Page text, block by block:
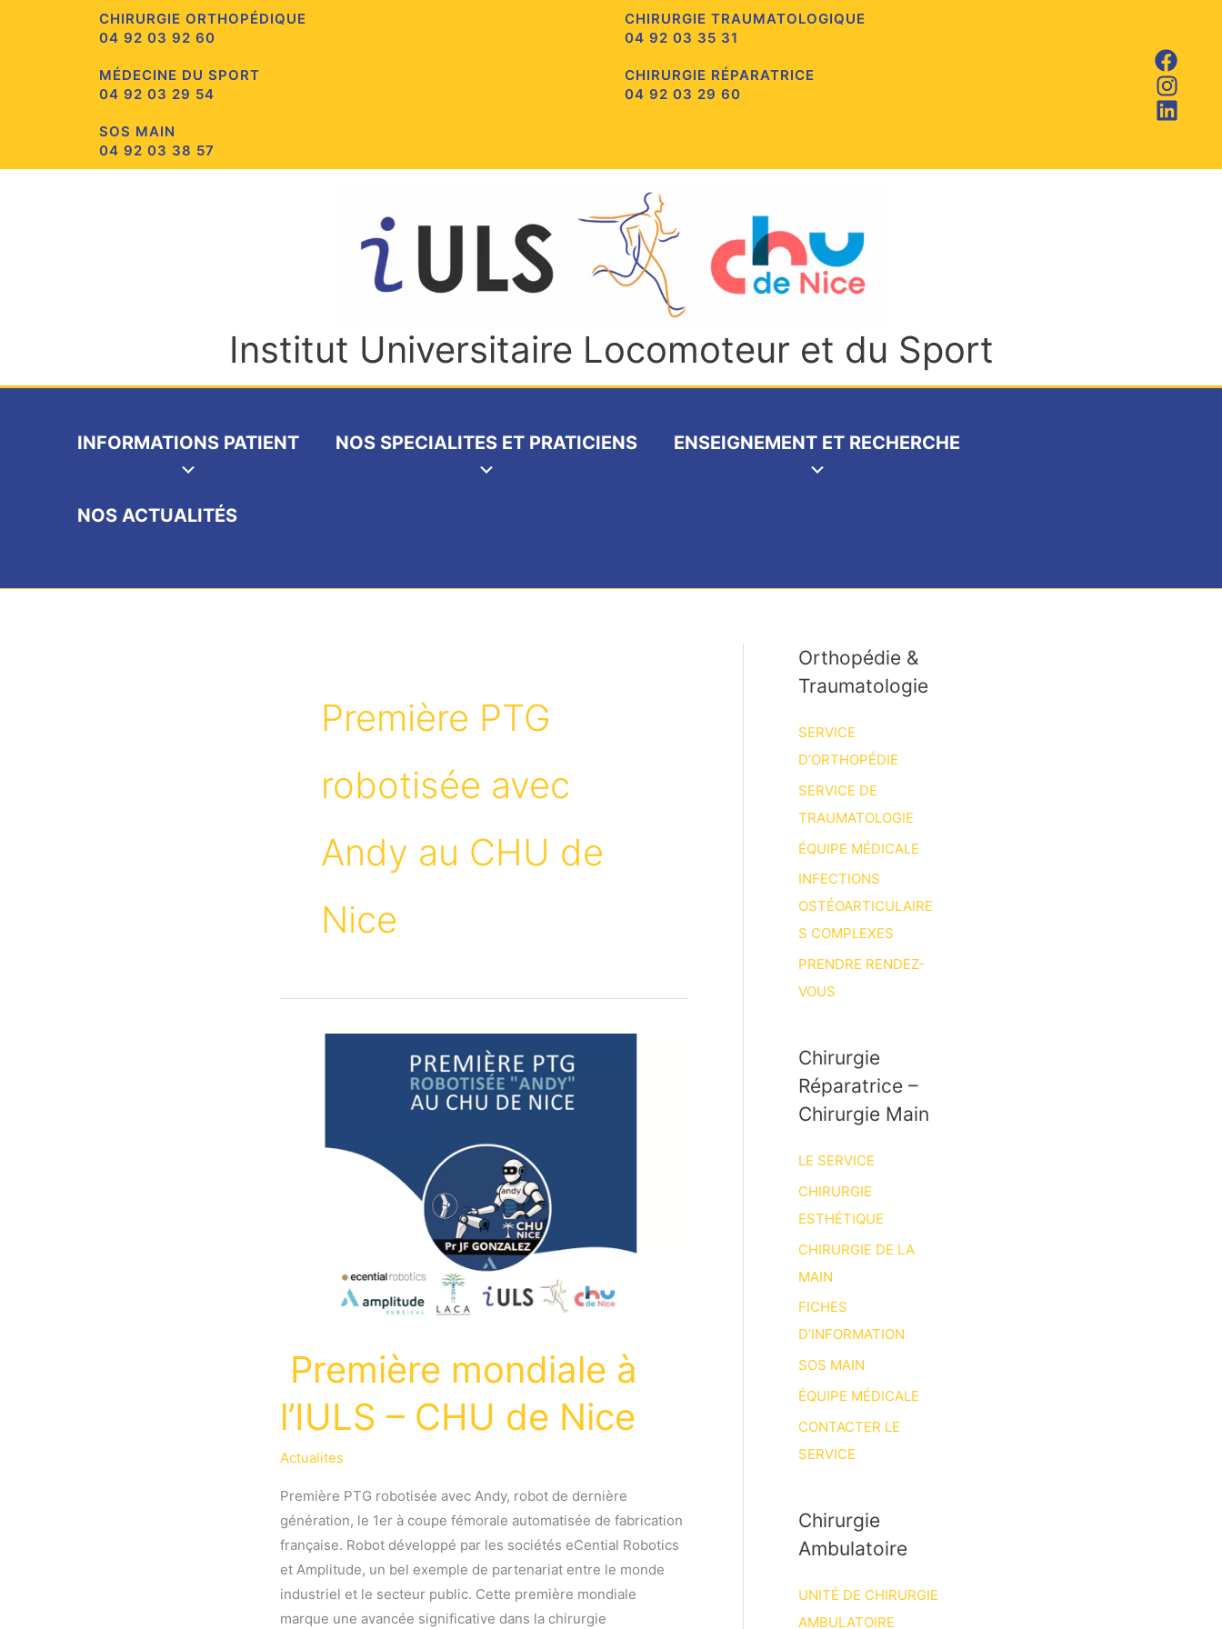
CHIRURGIE ORTHOPÉDIQUE
04 92 03 92 60
CHIRURGIE TRAUMATOLOGIQUE
04 92 03 35 31
MÉDECINE DU SPORT
04 92 03 29 54
CHIRURGIE RÉPARATRICE
04 92 03 29 60
SOS MAIN
04 92 03 38 57
Institut Universitaire Locomoteur et du Sport
INFORMATIONS PATIENT NOS SPECIALITES ET PRATICIENS ENSEIGNEMENT ET RECHERCHE
NOS ACTUALITÉS
Première PTG
robotisée avec
Andy au CHU de
Nice
Première mondiale à
l’IULS – CHU de Nice
Actualites
Première PTG robotisée avec Andy, robot de dernière
génération, le 1er à coupe fémorale automatisée de fabrication
française. Robot développé par les sociétés eCential Robotics
et Amplitude, un bel exemple de partenariat entre le monde
industriel et le secteur public. Cette première mondiale
marque une avancée significative dans la chirurgie
Orthopédie &
Traumatologie
SERVICE
D’ORTHOPÉDIE
SERVICE DE
TRAUMATOLOGIE
ÉQUIPE MÉDICALE
INFECTIONS
OSTÉOARTICULAIRE
S COMPLEXES
PRENDRE RENDEZ-
VOUS
Chirurgie
Réparatrice –
Chirurgie Main
LE SERVICE
CHIRURGIE
ESTHÉTIQUE
CHIRURGIE DE LA
MAIN
FICHES
D’INFORMATION
SOS MAIN
ÉQUIPE MÉDICALE
CONTACTER LE
SERVICE
Chirurgie
Ambulatoire
UNITÉ DE CHIRURGIE
AMBULATOIRE